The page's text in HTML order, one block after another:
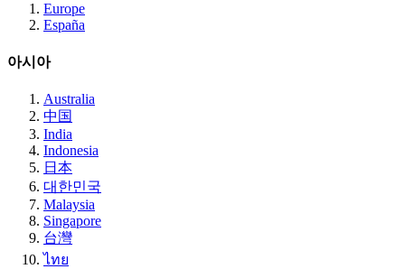
Europe
España
아시아
Australia
中国
India
Indonesia
日本
대한민국
Malaysia
Singapore
台灣
ไทย